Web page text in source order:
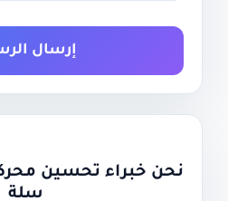
إرسال
نحن خبراء تحسين
سلة